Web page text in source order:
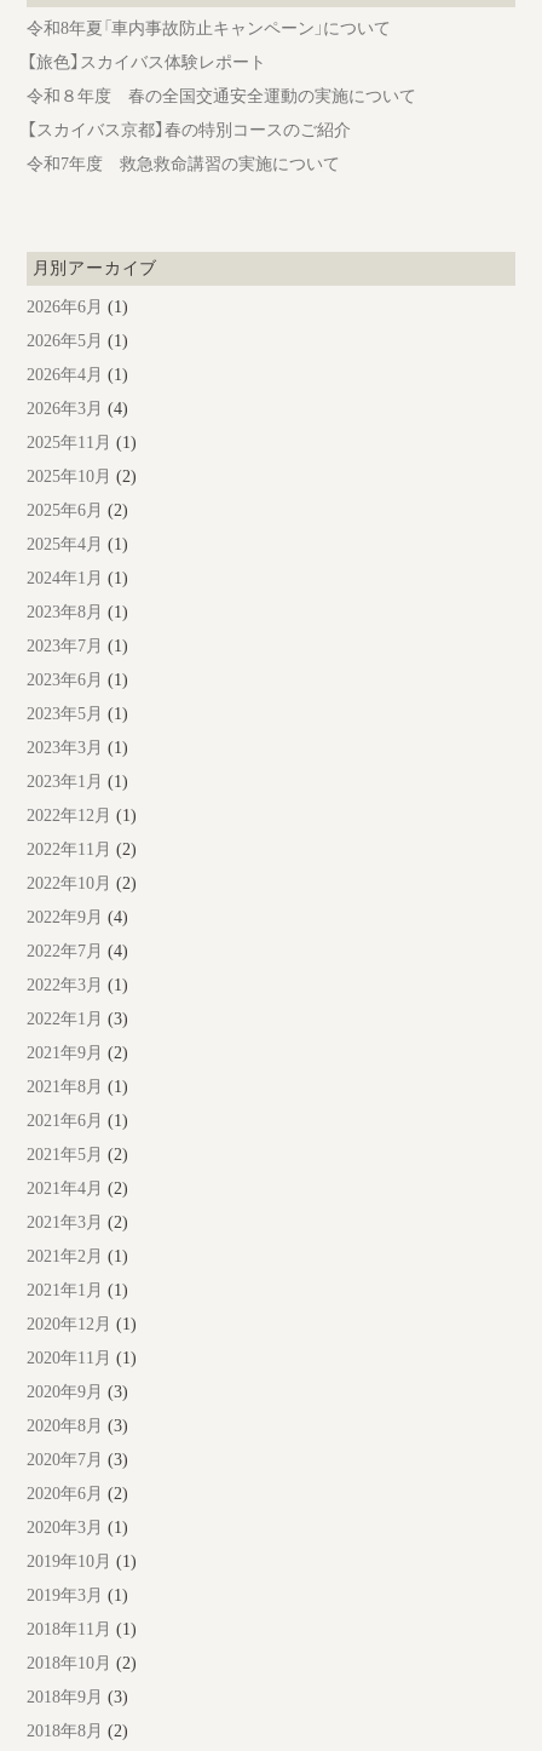
令和8年夏「車内事故防止キャンペーン」について
【旅色】スカイバス体験レポート
令和８年度 春の全国交通安全運動の実施について
【スカイバス京都】春の特別コースのご紹介
令和7年度 救急救命講習の実施について
月別アーカイブ
2026年6月 (1)
2026年5月 (1)
2026年4月 (1)
2026年3月 (4)
2025年11月 (1)
2025年10月 (2)
2025年6月 (2)
2025年4月 (1)
2024年1月 (1)
2023年8月 (1)
2023年7月 (1)
2023年6月 (1)
2023年5月 (1)
2023年3月 (1)
2023年1月 (1)
2022年12月 (1)
2022年11月 (2)
2022年10月 (2)
2022年9月 (4)
2022年7月 (4)
2022年3月 (1)
2022年1月 (3)
2021年9月 (2)
2021年8月 (1)
2021年6月 (1)
2021年5月 (2)
2021年4月 (2)
2021年3月 (2)
2021年2月 (1)
2021年1月 (1)
2020年12月 (1)
2020年11月 (1)
2020年9月 (3)
2020年8月 (3)
2020年7月 (3)
2020年6月 (2)
2020年3月 (1)
2019年10月 (1)
2019年3月 (1)
2018年11月 (1)
2018年10月 (2)
2018年9月 (3)
2018年8月 (2)